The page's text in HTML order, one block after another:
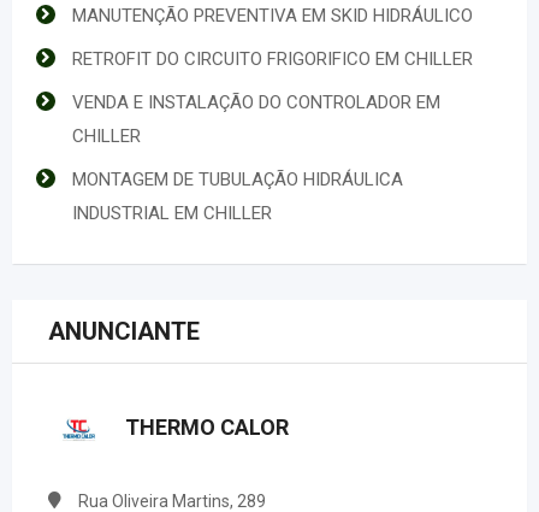
MANUTENÇÃO PREVENTIVA EM SKID HIDRÁULICO
RETROFIT DO CIRCUITO FRIGORIFICO EM CHILLER
VENDA E INSTALAÇÃO DO CONTROLADOR EM
CHILLER
MONTAGEM DE TUBULAÇÃO HIDRÁULICA
INDUSTRIAL EM CHILLER
ANUNCIANTE
THERMO CALOR
Rua Oliveira Martins, 289